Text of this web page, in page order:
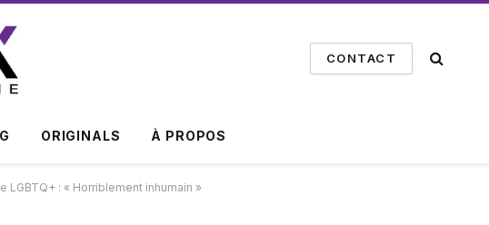
CONTACT
ORIGINALS À PROPOS
: « Horriblement inhumain »